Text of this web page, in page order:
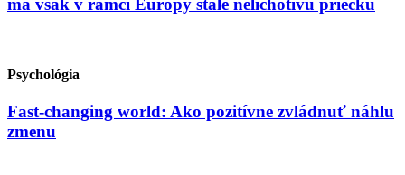
má však v rámci Európy stále nelichotivú priečku
Psychológia
Fast-changing world: Ako pozitívne zvládnuť náhlu
zmenu